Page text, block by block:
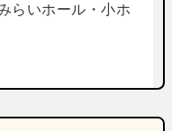
らいホール・小ホ